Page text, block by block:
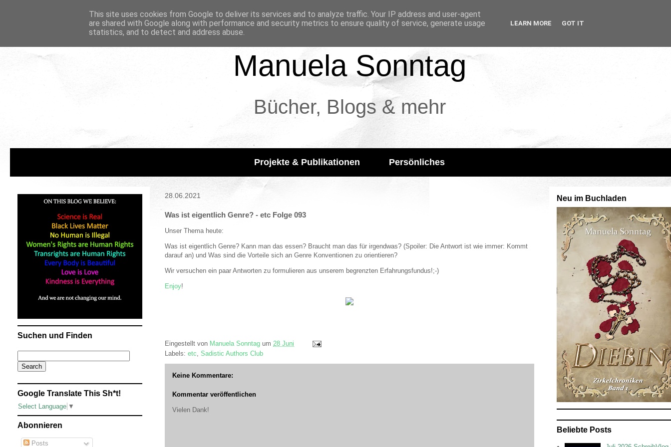
Manuela Sonntag
Bücher, Blogs & mehr
Projekte & Publikationen Persönliches
28.06.2021
Was ist eigentlich Genre? - etc Folge 093
Unser Thema heute:
Was ist eigentlich Genre? Kann man das essen? Braucht man das für irgendwas? (Spoiler: Die Antwort ist wie immer: Kommt
darauf an) und Was sind die Vorteile sich an Genre Konventionen zu orientieren?
Wir versuchen ein paar Antworten zu formulieren aus unserem begrenzten Erfahrungsfundus!;-)
Enjoy!
Eingestellt von Manuela Sonntag um 28 Juni
Labels: etc, Sadistic Authors Club
Keine Kommentare:
Kommentar veröffentlichen
Vielen Dank!
Suchen und Finden
Google Translate This Sh*t!
Select Language ▼
Abonnieren
Posts
Neu im Buchladen
Beliebte Posts
This site uses cookies from Google to deliver its services and to analyze traffic. Your IP address and user-agent
are shared with Google along with performance and security metrics to ensure quality of service, generate usage
statistics, and to detect and address abuse.
LEARN MORE GOT IT